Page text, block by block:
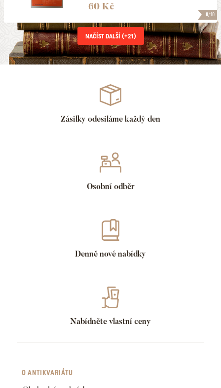
8/10
60 Kč
NAČÍST DALŠÍ (+21)
Zásilky odesíláme každý den
Osobní odběr
Denně nové nabídky
Nabídněte vlastní ceny
O ANTIKVARIÁTU